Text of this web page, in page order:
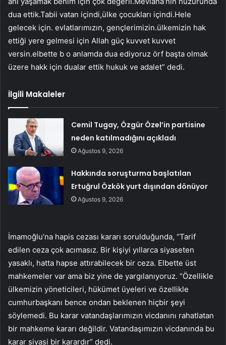
dua ettik.Tabii vatan içindi,ülke çocukları içindi.Hele
gelecek için. evlatlarımızın, gençlerimizin.ülkemizin hak
ettiği yere gelmesi için Allah güç kuvvet kuvvet
versin.elbette b o anlamda dua ediyoruz örf başta olmak
üzere hakk için dualar ettik hukuk ve adalet” dedi.
İlgili Makaleler
Cemil Tugay, Özgür Özel’in partisine
neden katılmadığını açıkladı
Ağustos 9, 2026
Hakkında soruşturma başlatılan
Ertuğrul Özkök yurt dışından dönüyor
Ağustos 9, 2026
İmamoğlu’na hapis cezası kararı sorulduğunda, “Tarif
edilen ceza çok acımasız. Bir kişiyi yıllarca siyaseten
yasaklı, hatta hapse attırabilecek bir ceza. Elbette üst
mahkemeler var ama biz yine de yargılanıyoruz. “Özellikle
ülkemizin yöneticileri, hükümet üyeleri ve özellikle
cumhurbaşkanı bence ondan beklenen hiçbir şeyi
söylemedi. Bu karar vatandaşlarımızın vicdanını rahatlatan
bir mahkeme kararı değildir. Vatandaşımızın vicdanında bu
karar siyasi bir karardır” dedi.